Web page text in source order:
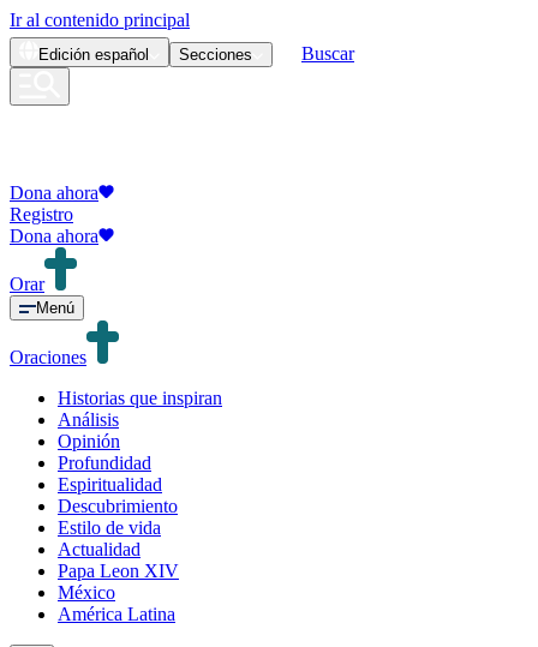
Ir al contenido principal
Edición español Secciones Buscar
Dona ahora
Registro
Dona ahora
Orar
Menú
Oraciones
Historias que inspiran
Análisis
Opinión
Profundidad
Espiritualidad
Descubrimiento
Estilo de vida
Actualidad
Papa Leon XIV
México
América Latina